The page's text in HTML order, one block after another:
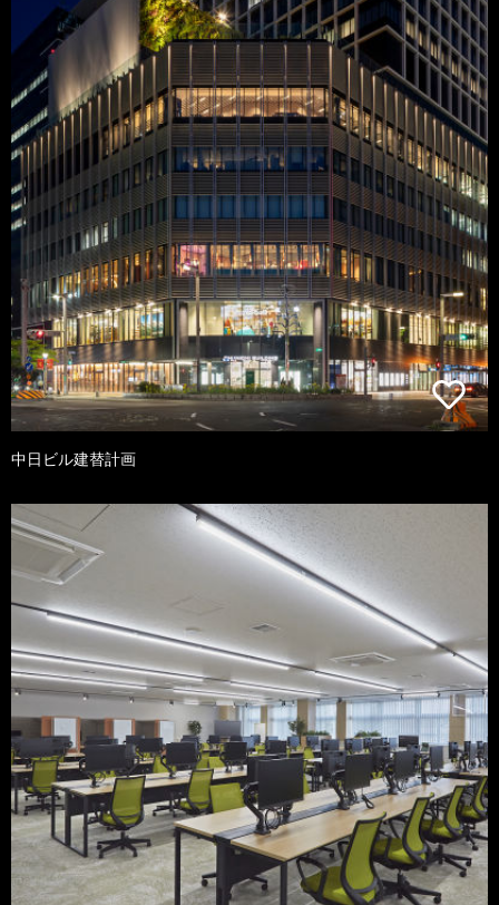
中日ビル建替計画